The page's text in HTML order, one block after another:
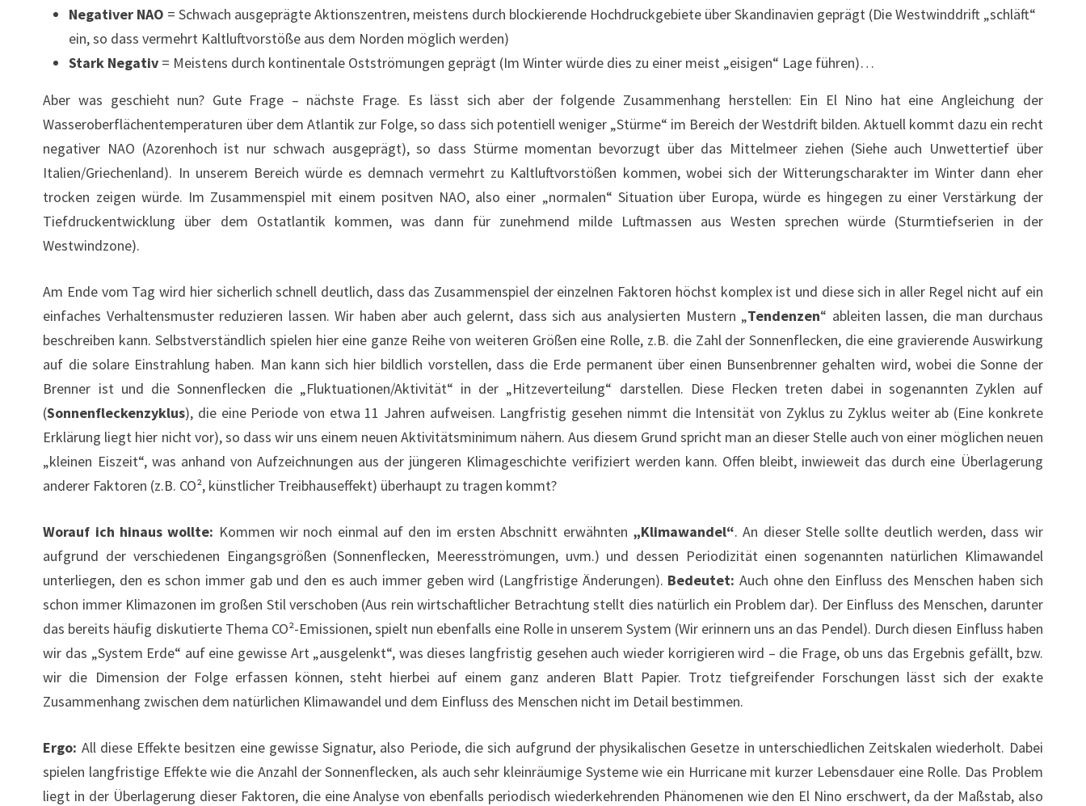
Negativer NAO = Schwach ausgeprägte Aktionszentren, meistens durch blockierende Hochdruckgebiete über Skandinavien geprägt (Die Westwinddrift „schläft“
ein, so dass vermehrt Kaltluftvorstöße aus dem Norden möglich werden)
Stark Negativ = Meistens durch kontinentale Ostströmungen geprägt (Im Winter würde dies zu einer meist „eisigen“ Lage führen)…
Aber was geschieht nun? Gute Frage – nächste Frage. Es lässt sich aber der folgende Zusammenhang herstellen: Ein El Nino hat eine Angleichung der
Wasseroberflächentemperaturen über dem Atlantik zur Folge, so dass sich potentiell weniger „Stürme“ im Bereich der Westdrift bilden. Aktuell kommt dazu ein recht
negativer NAO (Azorenhoch ist nur schwach ausgeprägt), so dass Stürme momentan bevorzugt über das Mittelmeer ziehen (Siehe auch Unwettertief über
Italien/Griechenland). In unserem Bereich würde es demnach vermehrt zu Kaltluftvorstößen kommen, wobei sich der Witterungscharakter im Winter dann eher
trocken zeigen würde. Im Zusammenspiel mit einem positven NAO, also einer „normalen“ Situation über Europa, würde es hingegen zu einer Verstärkung der
Tiefdruckentwicklung über dem Ostatlantik kommen, was dann für zunehmend milde Luftmassen aus Westen sprechen würde (Sturmtiefserien in der
Westwindzone).
Am Ende vom Tag wird hier sicherlich schnell deutlich, dass das Zusammenspiel der einzelnen Faktoren höchst komplex ist und diese sich in aller Regel nicht auf ein
einfaches Verhaltensmuster reduzieren lassen. Wir haben aber auch gelernt, dass sich aus analysierten Mustern „Tendenzen“ ableiten lassen, die man durchaus
beschreiben kann. Selbstverständlich spielen hier eine ganze Reihe von weiteren Größen eine Rolle, z.B. die Zahl der Sonnenflecken, die eine gravierende Auswirkung
auf die solare Einstrahlung haben. Man kann sich hier bildlich vorstellen, dass die Erde permanent über einen Bunsenbrenner gehalten wird, wobei die Sonne der
Brenner ist und die Sonnenflecken die „Fluktuationen/Aktivität“ in der „Hitzeverteilung“ darstellen. Diese Flecken treten dabei in sogenannten Zyklen auf
(Sonnenfleckenzyklus), die eine Periode von etwa 11 Jahren aufweisen. Langfristig gesehen nimmt die Intensität von Zyklus zu Zyklus weiter ab (Eine konkrete
Erklärung liegt hier nicht vor), so dass wir uns einem neuen Aktivitätsminimum nähern. Aus diesem Grund spricht man an dieser Stelle auch von einer möglichen neuen
„kleinen Eiszeit“, was anhand von Aufzeichnungen aus der jüngeren Klimageschichte verifiziert werden kann. Offen bleibt, inwieweit das durch eine Überlagerung
anderer Faktoren (z.B. CO², künstlicher Treibhauseffekt) überhaupt zu tragen kommt?
Worauf ich hinaus wollte: Kommen wir noch einmal auf den im ersten Abschnitt erwähnten „Klimawandel“. An dieser Stelle sollte deutlich werden, dass wir
aufgrund der verschiedenen Eingangsgrößen (Sonnenflecken, Meeresströmungen, uvm.) und dessen Periodizität einen sogenannten natürlichen Klimawandel
unterliegen, den es schon immer gab und den es auch immer geben wird (Langfristige Änderungen). Bedeutet: Auch ohne den Einfluss des Menschen haben sich
schon immer Klimazonen im großen Stil verschoben (Aus rein wirtschaftlicher Betrachtung stellt dies natürlich ein Problem dar). Der Einfluss des Menschen, darunter
das bereits häufig diskutierte Thema CO²-Emissionen, spielt nun ebenfalls eine Rolle in unserem System (Wir erinnern uns an das Pendel). Durch diesen Einfluss haben
wir das „System Erde“ auf eine gewisse Art „ausgelenkt“, was dieses langfristig gesehen auch wieder korrigieren wird – die Frage, ob uns das Ergebnis gefällt, bzw.
wir die Dimension der Folge erfassen können, steht hierbei auf einem ganz anderen Blatt Papier. Trotz tiefgreifender Forschungen lässt sich der exakte
Zusammenhang zwischen dem natürlichen Klimawandel und dem Einfluss des Menschen nicht im Detail bestimmen.
Ergo: All diese Effekte besitzen eine gewisse Signatur, also Periode, die sich aufgrund der physikalischen Gesetze in unterschiedlichen Zeitskalen wiederholt. Dabei
spielen langfristige Effekte wie die Anzahl der Sonnenflecken, als auch sehr kleinräumige Systeme wie ein Hurricane mit kurzer Lebensdauer eine Rolle. Das Problem
liegt in der Überlagerung dieser Faktoren, die eine Analyse von ebenfalls periodisch wiederkehrenden Phänomenen wie den El Nino erschwert, da der Maßstab, also